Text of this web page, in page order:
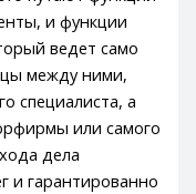
и функции
ведет само
между ними,
специалиста, а
или самого
дела
и гарантированно